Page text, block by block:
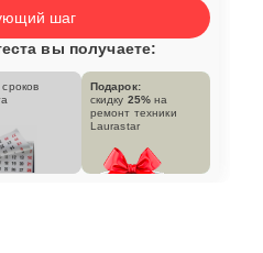
шаг
вы получаете:
Подарок:
скидку 25% на
ремонт техники
Laurastar